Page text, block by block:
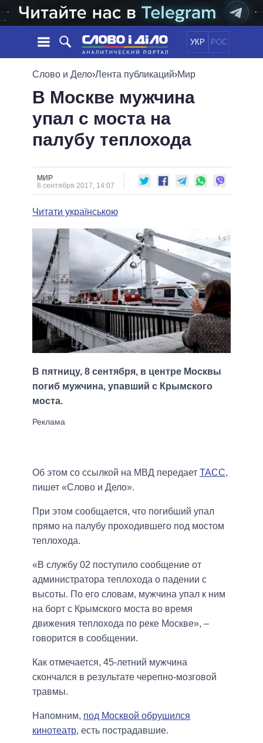
УКР РОС
НОВОСТИ
ЛЕНТА
СОБЫТИЯ
СТАТЬИ
МНЕНИЯ
ОБЗОРЫ
ДАЙДЖЕСТЫ
ПОЛИТИКА
ЭКОНОМИКА
ОБЩЕСТВО
ОБЕЩАНИЯ
ПОЛИТИКИ
ВСЕ ПОЛИТИКИ
ПРЕЗИДЕНТ И ОФИС
ВЕРХОВНАЯ РАДА
МЭРЫ
ВСЕ ПЕРСОНЫ
ВИДЕО
СРАВНЕНИЕ ПОЛИТИКОВ
Слово и Дело›Лента публикаций›Мир
В Москве мужчина
упал с моста на
палубу теплохода
МИР
8 сентября 2017, 14:07
Читати українською
В пятницу, 8 сентября, в центре Москвы
погиб мужчина, упавший с Крымского
моста.
Об этом со ссылкой на МВД передает ТАСС,
пишет «Слово и Дело».
При этом сообщается, что погибший упал
прямо на палубу проходившего под мостом
теплохода.
«В службу 02 поступило сообщение от
администратора теплохода о падении с
высоты. По его словам, мужчина упал к ним
на борт с Крымского моста во время
движения теплохода по реке Москве», –
говорится в сообщении.
Как отмечается, 45-летний мужчина
скончался в результате черепно-мозговой
травмы.
Напомним, под Москвой обрушился
кинотеатр, есть пострадавшие.